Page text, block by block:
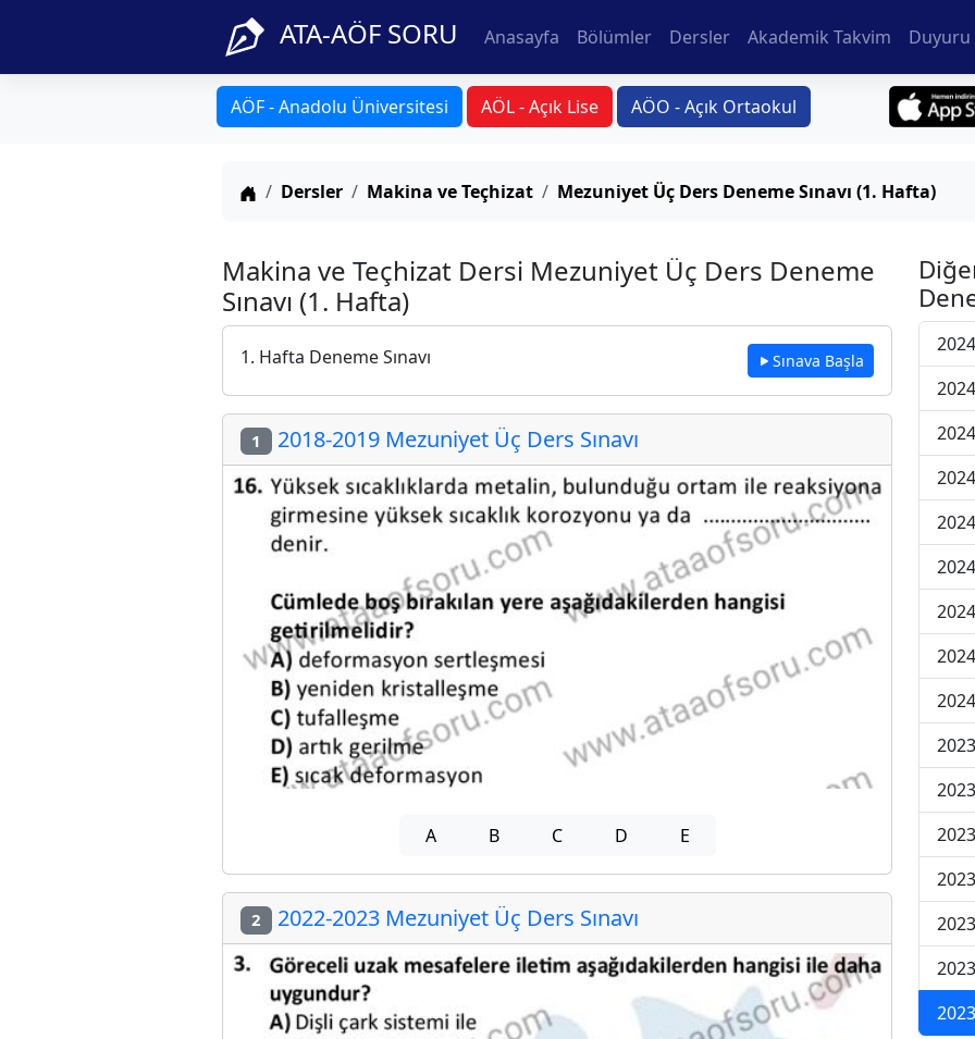
ATA-AÖF SORU Anasayfa Bölümler Dersler Akademik Takvim Duyuru
AÖF - Anadolu Üniversitesi AÖL - Açık Lise AÖO - Açık Ortaokul
Anasayfa
Dersler Makina ve Teçhizat Mezuniyet Üç Ders Deneme Sınavı (1. Hafta)
Makina ve Teçhizat Dersi Mezuniyet Üç Ders Deneme
Sınavı (1. Hafta)
1. Hafta Deneme Sınavı Sınava Başla
1 2018-2019 Mezuniyet Üç Ders Sınavı
A B C D E
2 2022-2023 Mezuniyet Üç Ders Sınavı